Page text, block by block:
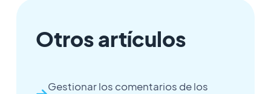
Otros artículos
Gestionar los comentarios de los